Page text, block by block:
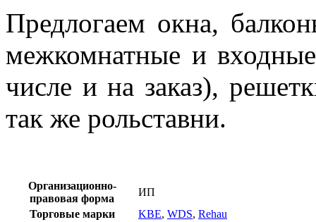
Предлогаем окна,
межкомнатные и
числе и на заказ),
так же рольставни.
Организационно-
правовая форма
ИП
Торговые марки
KBE, WDS, Rehau